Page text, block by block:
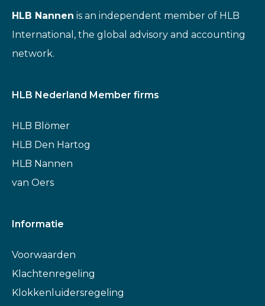
HLB Nannen is an independent member of HLB
International, the global advisory and accounting
network.
HLB Nederland Member firms
HLB Blömer
HLB Den Hartog
HLB Nannen
van Oers
Informatie
Voorwaarden
Klachtenregeling
Klokkenluidersregeling